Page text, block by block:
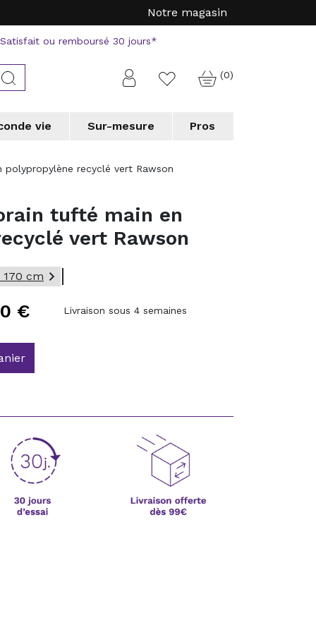
Notre magasin
Satisfait ou remboursé 30 jours*
Connexion
Favorite (0)
couloir
Tapis forme originale
chic collection
Vorwerk
professionnels
couloir
Tapis forme originale
chic collection
Vorwerk
vie Sur-mesure
professionnels
Pros
recyclé vert Rawson
tufté main en
vert Rawson
170 cm 
€ Livraison sous 4 semaines